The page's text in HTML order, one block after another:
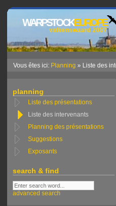
WARPSTOCKEUROPE
valkenswaard 2007
Vous êtes ici: Planning » Liste des
planning
Liste des présentations
Liste des intervenants
Planning des présentations
Suggestions
Exposants
search & find
advanced search